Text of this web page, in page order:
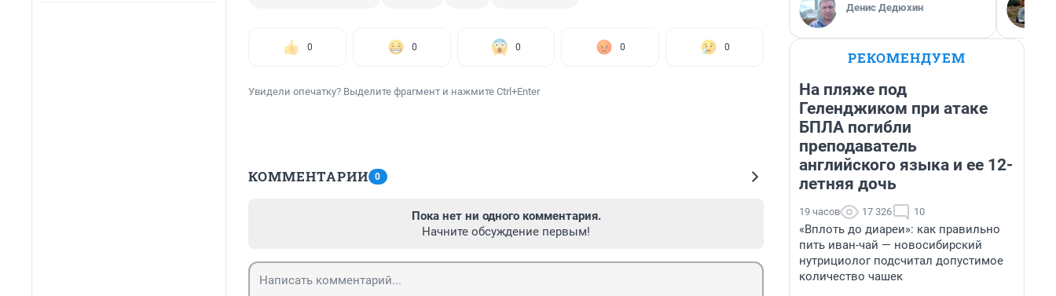
0 0 0 0 0
Увидели опечатку? Выделите фрагмент и нажмите Ctrl+Enter
КОММЕНТАРИИ 0
Пока нет ни одного комментария.
Начните обсуждение первым!
Денис Дедюхин
РЕКОМЕНДУЕМ
На пляже под
Геленджиком при атаке
БПЛА погибли
преподаватель
английского языка и ее 12-
летняя дочь
19 часов 17 326 10
«Вплоть до диареи»: как правильно
пить иван-чай — новосибирский
нутрициолог подсчитал допустимое
количество чашек